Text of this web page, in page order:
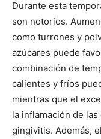
Durante esta
son notorios.
como turrones y
azúcares puede
combinación de
calientes y fríos
mientras que el
la inflamación de
gingivitis. Además,